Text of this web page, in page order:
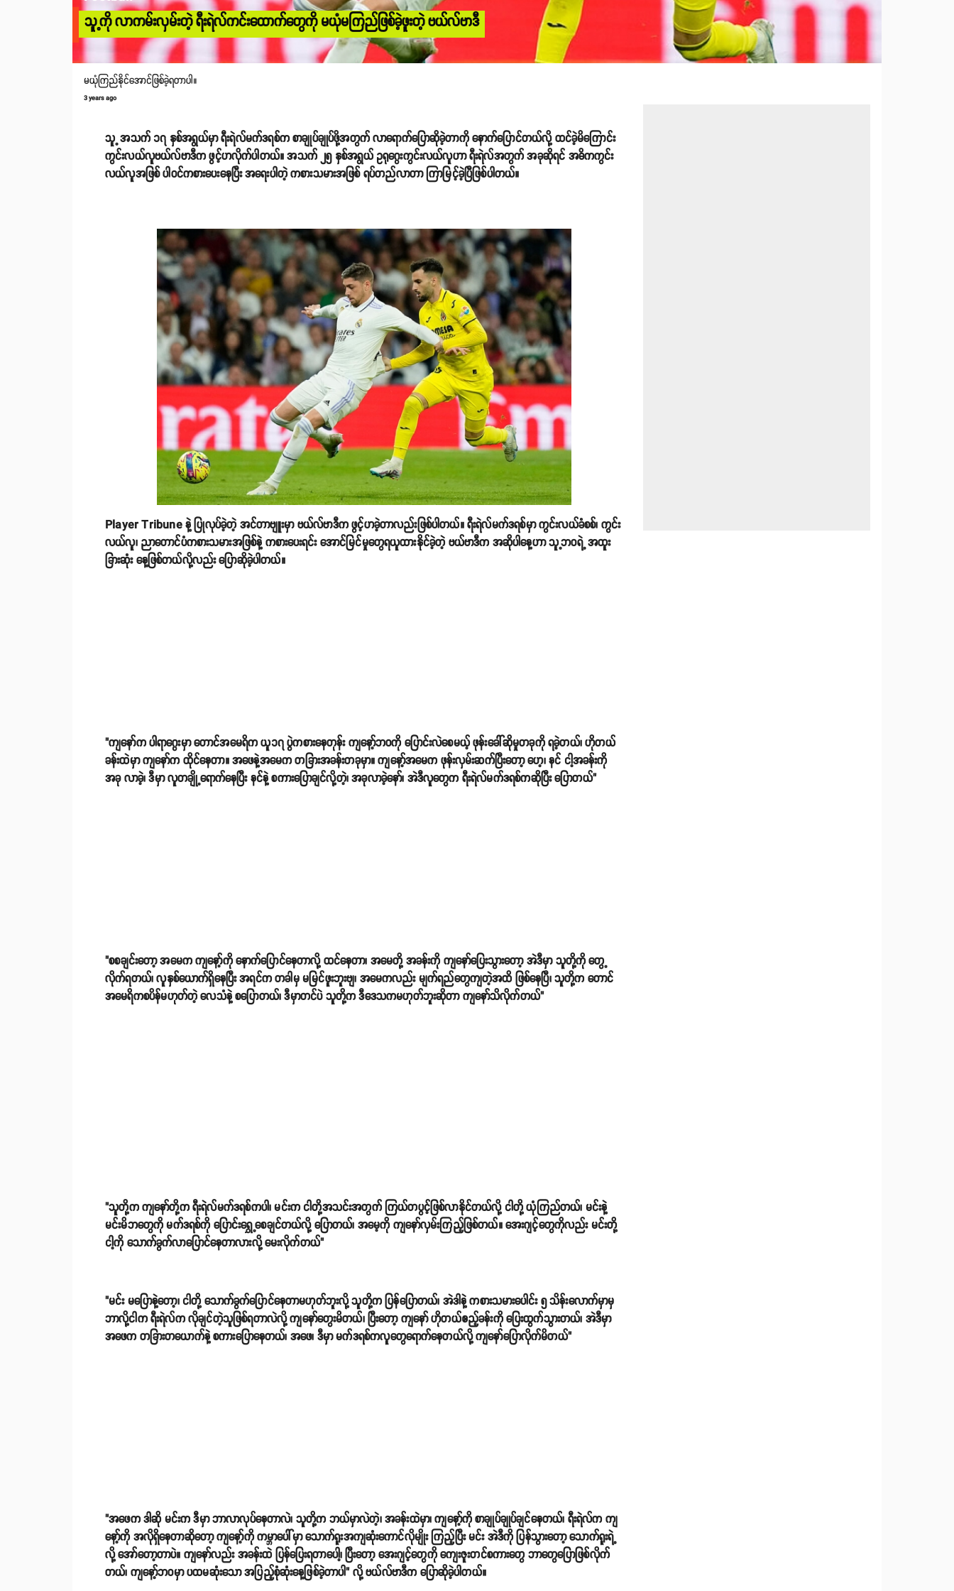
သူ့ကို လာကမ်းလှမ်းတဲ့ ရီးရဲလ်ကင်းထောက်တွေကို မယုံမကြည်ဖြစ်ခဲ့ဖူးတဲ့ ဗယ်လ်ဗာဒီ
မယုံကြည်နိုင်အောင်ဖြစ်ခဲ့ရတာပါ။
3 years ago
သူ့ အသက် ၁၇ နှစ်အရွယ်မှာ ရီးရဲလ်မက်ဒရစ်က စာချုပ်ချုပ်ဖို့အတွက် လာရောက်ပြောဆိုခဲ့တာကို နောက်ပြောင်တယ်လို့ ထင်ခဲ့မိကြောင်း
ကွင်းလယ်လူဗယ်လ်ဗာဒီက ဖွင့်ဟလိုက်ပါတယ်။ အသက် ၂၅ နှစ်အရွယ် ဥရုဂွေးကွင်းလယ်လူဟာ ရီးရဲလ်အတွက် အခုဆိုရင် အဓိကကွင်း
လယ်လူအဖြစ် ပါဝင်ကစားပေးနေပြီး အရေးပါတဲ့ ကစားသမားအဖြစ် ရပ်တည်လာတာ ကြာမြင့်ခဲ့ပြီဖြစ်ပါတယ်။
Player Tribune နဲ့ ပြုလုပ်ခဲ့တဲ့ အင်တာဗျူးမှာ ဗယ်လ်ဗာဒီက ဖွင့်ဟခဲ့တာလည်းဖြစ်ပါတယ်။ ရီးရဲလ်မက်ဒရစ်မှာ ကွင်းလယ်ခံစစ်၊ ကွင်း
လယ်လူ၊ ညာတောင်ပံကစားသမားအဖြစ်နဲ့ ကစားပေးရင်း အောင်မြင်မှုတွေရယူထားနိုင်ခဲ့တဲ့ ဗယ်ဗာဒီက အဆိုပါနေ့ဟာ သူ့ဘ၀ရဲ့ အထူး
ခြားဆုံး နေ့ဖြစ်တယ်လို့လည်း ပြောဆိုခဲ့ပါတယ်။
"ကျနော်က ပါရာဂွေးမှာ တောင်အမေရိက ယူ၁၇ ပွဲကစားနေတုန်း ကျနော့်ဘ၀ကို ပြောင်းလဲစေမယ့် ဖုန်းခေါ်ဆိုမှုတခုကို ရခဲ့တယ်၊ ဟိုတယ်
ခန်းထဲမှာ ကျနော်က ထိုင်နေတာ။ အဖေနဲ့အမေက တခြားအခန်းတခုမှာ။ ကျနော့်အမေက ဖုန်းလှမ်းဆက်ပြီးတော့ ဟေ့၊ နင် ငါ့အခန်းကို
အခု လာခဲ့၊ ဒီမှာ လူတချို့ရောက်နေပြီး နင်နဲ့ စကားပြောချင်လို့တဲ့၊ အခုလာခဲ့နော်၊ အဲဒီလူတွေက ရီးရဲလ်မက်ဒရစ်ကဆိုပြီး ပြောတယ်"
"စစချင်းတော့ အမေက ကျနော့်ကို နောက်ပြောင်နေတာလို့ ထင်နေတာ၊ အမေတို့ အခန်းကို ကျနော်ပြေးသွားတော့ အဲဒီမှာ သူတို့ကို တွေ့
လိုက်ရတယ်၊ လူနှစ်ယောက်ရှိနေပြီး အရင်က တခါမှ မမြင်ဖူးဘူးဗျ၊ အမေကလည်း မျက်ရည်တွေကျတဲ့အထိ ဖြစ်နေပြီ၊ သူတို့က တောင်
အမေရိကစပိန်မဟုတ်တဲ့ လေသံနဲ့ စပြောတယ်၊ ဒီမှာတင်ပဲ သူတို့က ဒီဒေသကမဟုတ်ဘူးဆိုတာ ကျနော်သိလိုက်တယ်"
"သူတို့က ကျနော်တို့က ရီးရဲလ်မက်ဒရစ်ကပါ၊ မင်းက ငါတို့အသင်းအတွက် ကြယ်တပွင့်ဖြစ်လာနိုင်တယ်လို့ ငါတို့ ယုံကြည်တယ်၊ မင်းနဲ့
မင်းမိဘတွေကို မက်ဒရစ်ကို ပြောင်းရွှေ့စေချင်တယ်လို့ ပြောတယ်၊ အမေ့ကို ကျနော်လှမ်းကြည့်ဖြစ်တယ်။ အေးဂျင့်တွေကိုလည်း မင်းတို့
ငါ့ကို သောက်ခွက်လာပြောင်နေတာလားလို့ မေးလိုက်တယ်"
"မင်း မပြောနဲ့တော့၊ ငါတို့ သောက်ခွက်ပြောင်နေတာမဟုတ်ဘူးလို့ သူတို့က ပြန်ပြောတယ်၊ အဲဒါနဲ့ ကစားသမားပေါင်း ၅ သိန်းလောက်မှာမှ
ဘာလို့ငါက ရီးရဲလ်က လိုချင်တဲ့သူဖြစ်ရတာလဲလို့ ကျနော်တွေးမိတယ်၊ ပြီးတော့ ကျနော် ဟိုတယ်ဧည့်ခန်းကို ပြေးထွက်သွားတယ်၊ အဲဒီမှာ
အဖေက တခြားတယောက်နဲ့ စကားပြောနေတယ်၊ အဖေ၊ ဒီမှာ မက်ဒရစ်ကလူတွေရောက်နေတယ်လို့ ကျနော်ပြောလိုက်မိတယ်"
"အဖေက ဒါဆို မင်းက ဒီမှာ ဘာလာလုပ်နေတာလဲ၊ သူတို့က ဘယ်မှာလဲတဲ့၊ အခန်းထဲမှာ၊ ကျနော့်ကို စာချုပ်ချုပ်ချင်နေတယ်၊ ရီးရဲလ်က ကျ
နော့်ကို အလိုရှိနေတာဆိုတော့ ကျနော့်ကို ကမ္ဘာပေါ်မှာ သောက်ရူးအကျဆုံးကောင်လိုမျိုး ကြည့်ပြီး မင်း အဲဒီကို ပြန်သွားတော့ သောက်ရူးရဲ့
လို့ အော်တော့တာပဲ။ ကျနော်လည်း အခန်းထဲ ပြန်ပြေးရတာပေါ့၊ ပြီးတော့ အေးဂျင့်တွေကို ကျေးဇူးတင်စကားတွေ ဘာတွေပြောဖြစ်လိုက်
တယ်၊ ကျနော့်ဘ၀မှာ ပထမဆုံးသော အပြည့်စုံဆုံးနေ့ဖြစ်ခဲ့တာပါ" လို့ ဗယ်လ်ဗာဒီက ပြောဆိုခဲ့ပါတယ်။